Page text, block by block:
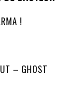
!
– GHOST